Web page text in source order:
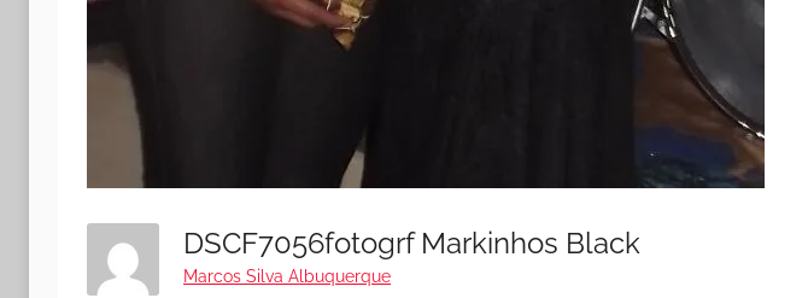
DSCF7056fotogrf Markinhos Black
Marcos Silva Albuquerque